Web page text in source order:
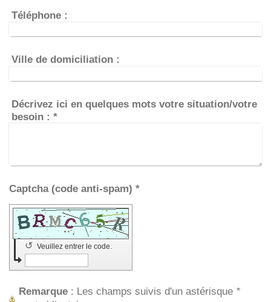
Téléphone :
Ville de domiciliation :
Décrivez ici en quelques mots votre situation/votre
besoin :*
Captcha (code anti-spam) *
Veuillez entrer le code.
↺
Remarque : Les champs suivis d'un astérisque *